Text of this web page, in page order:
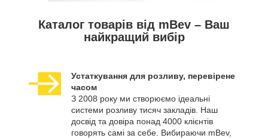
Каталог товарів від mBev – Ваш
найкращий вибір
Устаткування для розливу, перевірене
часом
З 2008 року ми створюємо ідеальні
системи розливу тисяч закладів. Наш
досвід та довіра понад 4000 клієнтів
говорять самі за себе. Вибираючи mBev,